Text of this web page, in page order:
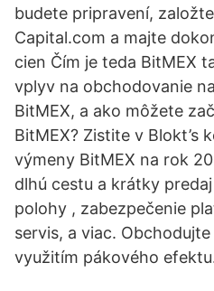
budete pripravení,
Capital.com a majte
cien Čím je teda BitMEX
vplyv na obchodovanie
BitMEX, a ako môžete
BitMEX? Zistite v Blokt’s
výmeny BitMEX na rok
dlhú cestu a krátky
polohy , zabezpečenie
servis, a viac.
využitím pákového